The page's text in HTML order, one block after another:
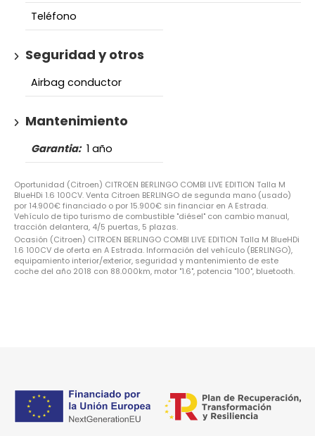
Teléfono
Seguridad y otros
Airbag conductor
Mantenimiento
Garantia: 1 año
Oportunidad (Citroen) CITROEN BERLINGO COMBI LIVE EDITION Talla M
BlueHDi 1.6 100CV. Venta Citroen BERLINGO de segunda mano (usado)
por 14.900€ financiado o por 15.900€ sin financiar en A Estrada.
Vehículo de tipo turismo de combustible "diésel" con cambio manual,
tracción delantera, 4/5 puertas, 5 plazas.
Ocasión (Citroen) CITROEN BERLINGO COMBI LIVE EDITION Talla M BlueHDi
1.6 100CV de oferta en A Estrada. Información del vehículo (BERLINGO),
equipamiento interior/exterior, seguridad y mantenimiento de este
coche del año 2018 con 88.000km, motor "1.6", potencia "100", bluetooth.